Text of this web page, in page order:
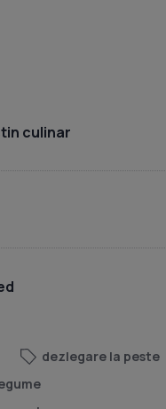
culinar
dezlegare la peste